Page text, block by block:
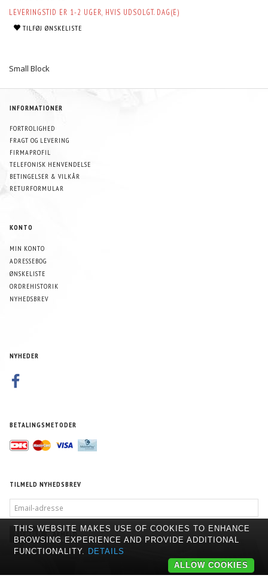
LEVERINGSTID ER 1-2 UGER, HVIS UDSOLGT. DAG(E)
TILFØJ ØNSKELISTE
Small Block
INFORMATIONER
FORTROLIGHED
FRAGT OG LEVERING
FIRMAPROFIL
TELEFONISK HENVENDELSE
BETINGELSER & VILKÅR
RETURFORMULAR
KONTO
MIN KONTO
ADRESSEBOG
ØNSKELISTE
ORDREHISTORIK
NYHEDSBREV
NYHEDER
BETALINGSMETODER
TILMELD NYHEDSBREV
ADRESSE
TILMELD AFMELD
THIS WEBSITE MAKES USE OF COOKIES TO ENHANCE
BROWSING EXPERIENCE AND PROVIDE ADDITIONAL
FUNCTIONALITY. DETAILS
ALLOW COOKIES